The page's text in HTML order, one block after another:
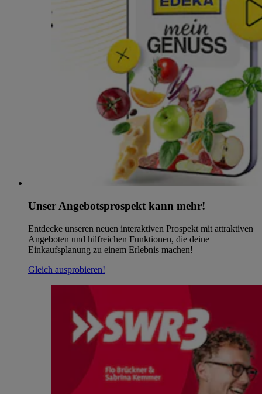
Unser Angebotsprospekt kann mehr!
Entdecke unseren neuen interaktiven Prospekt mit attraktiven
Angeboten und hilfreichen Funktionen, die deine
Einkaufsplanung zu einem Erlebnis machen!
Gleich ausprobieren!